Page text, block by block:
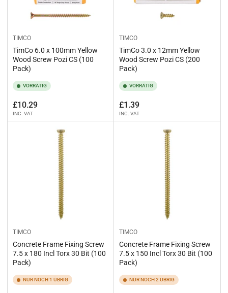
TIMCO
TimCo 6.0 x 100mm Yellow
Wood Screw Pozi CS (100
Pack)
VORRÄTIG
Normaler
Preis
£10.29
INC. VAT
TIMCO
TimCo 3.0 x 12mm Yellow
Wood Screw Pozi CS (200
Pack)
VORRÄTIG
Normaler
Preis
£1.39
INC. VAT
TIMCO
Concrete Frame Fixing Screw
7.5 x 180 Incl Torx 30 Bit (100
Pack)
NUR NOCH 1 ÜBRIG
TIMCO
Concrete Frame Fixing Screw
7.5 x 150 Incl Torx 30 Bit (100
Pack)
NUR NOCH 2 ÜBRIG